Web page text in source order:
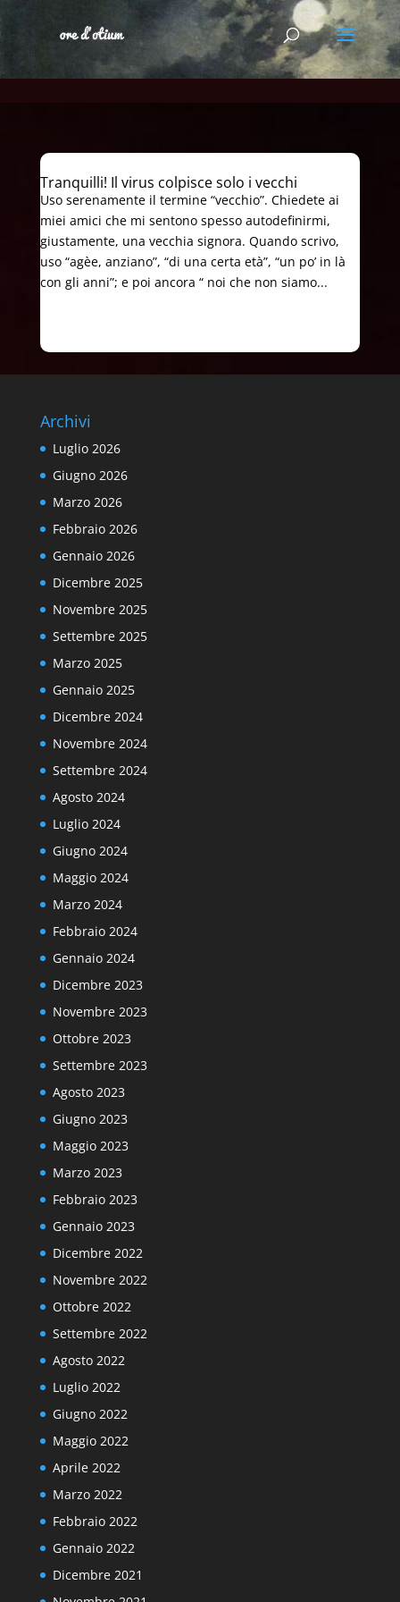
Tranquilli! Il virus colpisce solo i vecchi
Uso serenamente il termine “vecchio”. Chiedete ai
miei amici che mi sentono spesso autodefinirmi,
giustamente, una vecchia signora. Quando scrivo,
uso “agèe, anziano”, “di una certa età”, “un po’ in là
con gli anni”; e poi ancora “ noi che non siamo...
Archivi
Luglio 2026
Giugno 2026
Marzo 2026
Febbraio 2026
Gennaio 2026
Dicembre 2025
Novembre 2025
Settembre 2025
Marzo 2025
Gennaio 2025
Dicembre 2024
Novembre 2024
Settembre 2024
Agosto 2024
Luglio 2024
Giugno 2024
Maggio 2024
Marzo 2024
Febbraio 2024
Gennaio 2024
Dicembre 2023
Novembre 2023
Ottobre 2023
Settembre 2023
Agosto 2023
Giugno 2023
Maggio 2023
Marzo 2023
Febbraio 2023
Gennaio 2023
Dicembre 2022
Novembre 2022
Ottobre 2022
Settembre 2022
Agosto 2022
Luglio 2022
Giugno 2022
Maggio 2022
Aprile 2022
Marzo 2022
Febbraio 2022
Gennaio 2022
Dicembre 2021